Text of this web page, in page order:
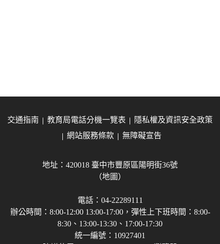
交通指南 教育局電話分機一覽表
隱私權及資訊安全政策
網站服務條款
無障礙宣告
地址：420018 臺中市豐原區陽明街36號
（地圖）
電話：04-22289111
辦公時間：8:00-12:00 13:00-17:00，彈性上下班時間：8:00-
8:30、13:00-13:30、17:00-17:30
統一編號：10927401